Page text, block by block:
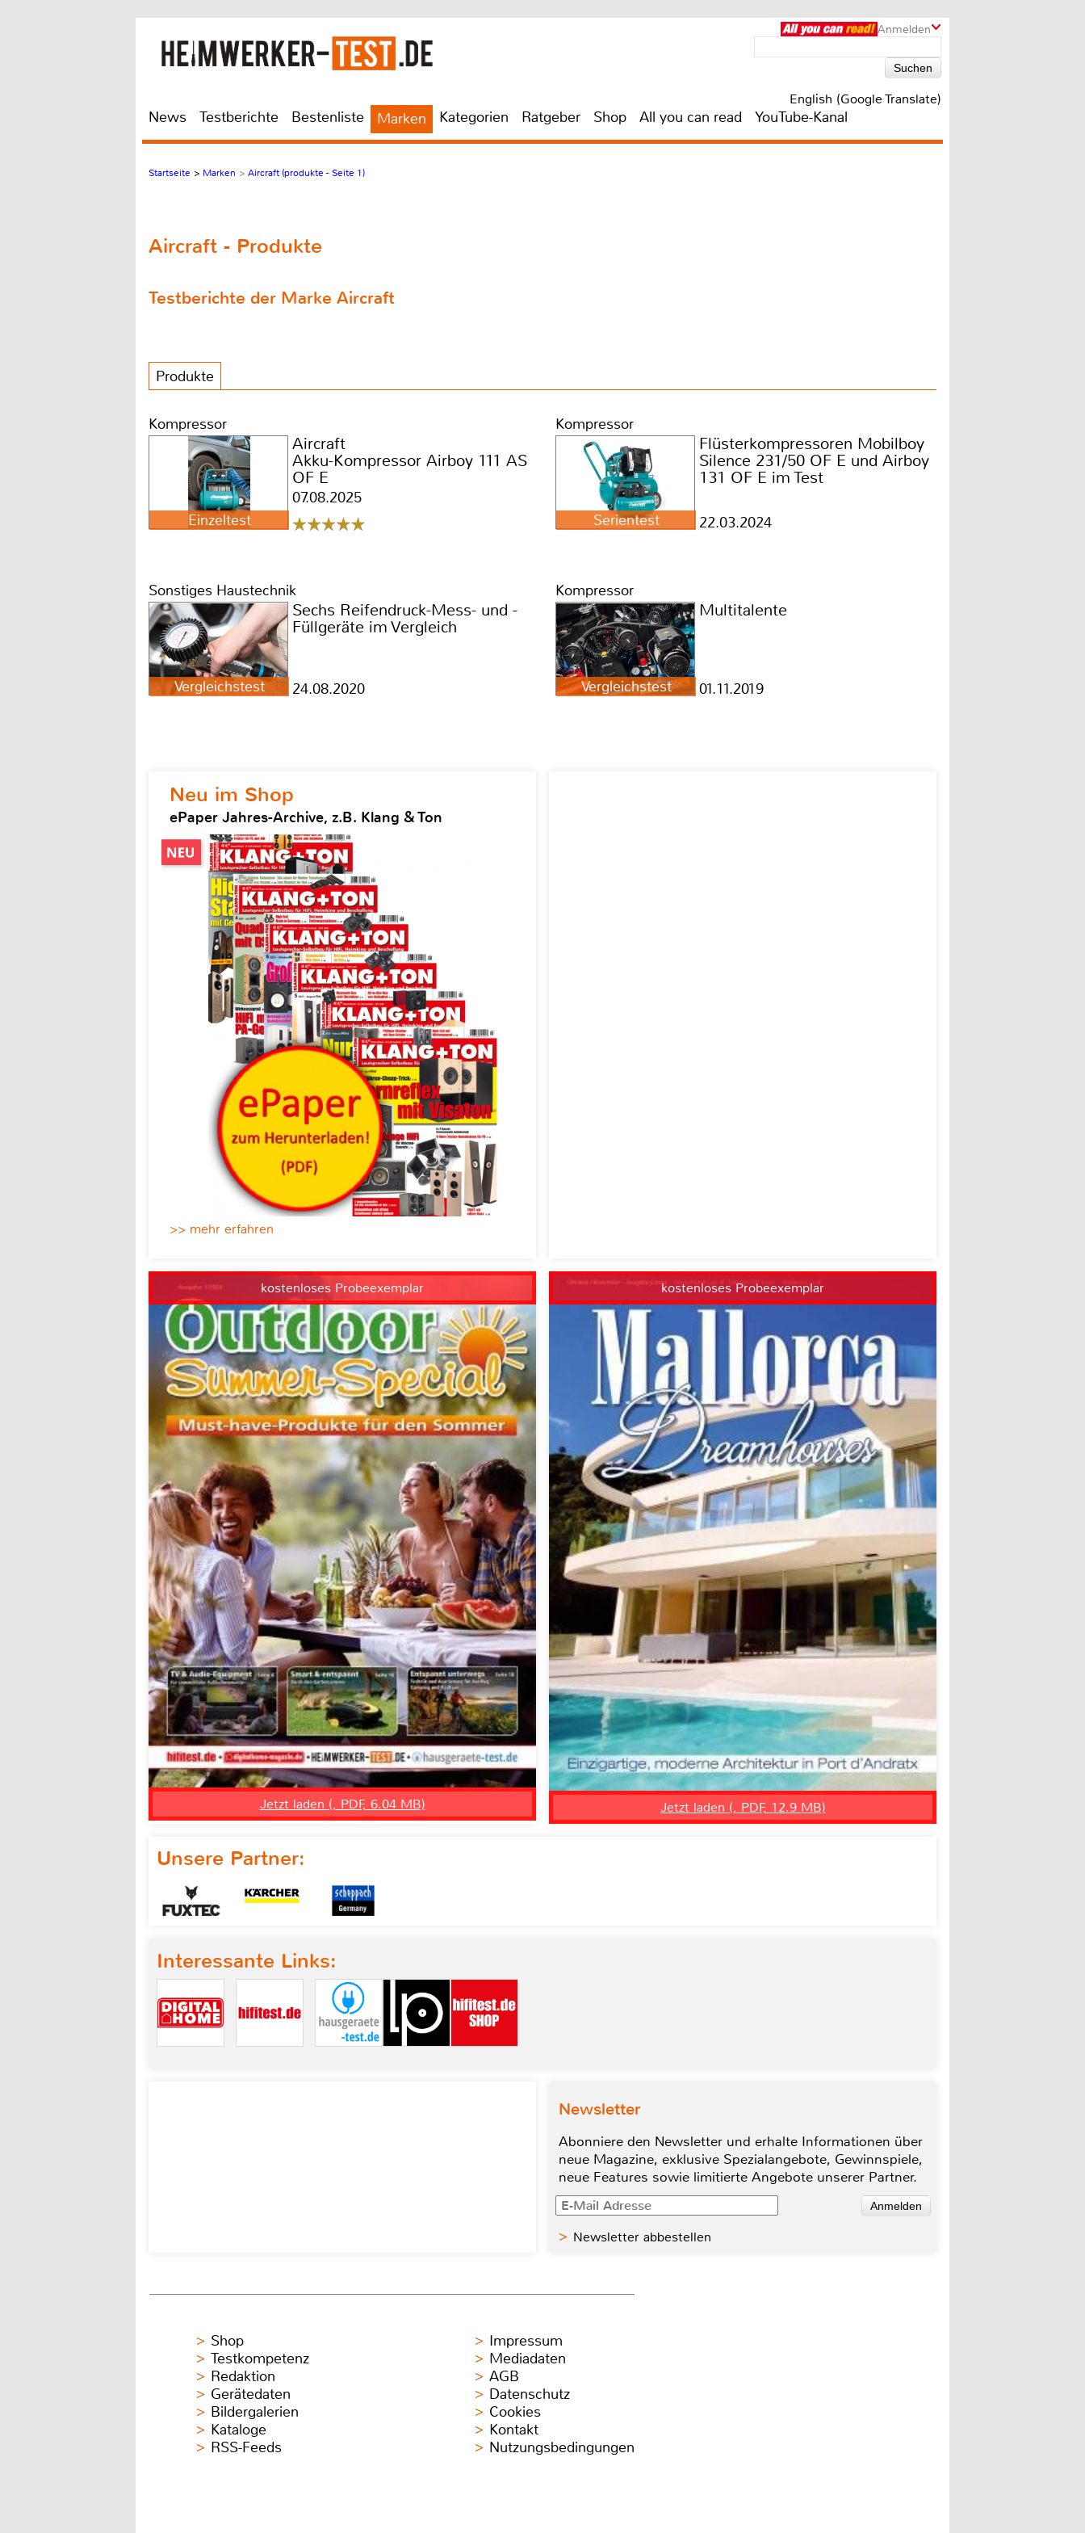
Anmelden
English (Google Translate)
News Testberichte Bestenliste Marken Kategorien Ratgeber Shop All you can read YouTube-Kanal
Startseite > Marken > Aircraft (produkte - Seite 1)
Aircraft - Produkte
Testberichte der Marke Aircraft
Produkte
Kompressor
Einzeltest
Aircraft
Akku-Kompressor Airboy 111 AS
OF E
07.08.2025
Kompressor
Serientest
Flüsterkompressoren Mobilboy
Silence 231/50 OF E und Airboy
131 OF E im Test
22.03.2024
Sonstiges Haustechnik
Vergleichstest
Sechs Reifendruck-Mess- und -
Füllgeräte im Vergleich
24.08.2020
Kompressor
Vergleichstest
Multitalente
01.11.2019
Neu im Shop
ePaper Jahres-Archive, z.B. Klang & Ton
>> mehr erfahren
kostenloses Probeexemplar
Jetzt laden (, PDF, 6.04 MB)
kostenloses Probeexemplar
Jetzt laden (, PDF, 12.9 MB)
Unsere Partner:
Interessante Links:
Newsletter
Abonniere den Newsletter und erhalte Informationen über
neue Magazine, exklusive Spezialangebote, Gewinnspiele,
neue Features sowie limitierte Angebote unserer Partner.
Newsletter abbestellen
Shop
Testkompetenz
Redaktion
Gerätedaten
Bildergalerien
Kataloge
RSS-Feeds
Impressum
Mediadaten
AGB
Datenschutz
Cookies
Kontakt
Nutzungsbedingungen